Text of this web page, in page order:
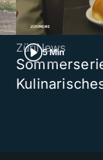
5 Min
ZüriNews